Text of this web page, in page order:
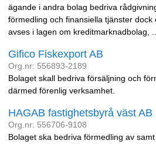
ägande i andra bolag bedriva
förmedling och finansiella tjänster dock
avses i lagen om kreditmarknadbolag, ...
Gifico Fiskexport AB
Org.nr: 556893-2189
Bolaget skall bedriva försäljning och
därmed förenlig verksamhet.
HAGAB fastighetsbyrå väst AB
Org.nr: 556706-9108
Bolaget ska bedriva förmedling av